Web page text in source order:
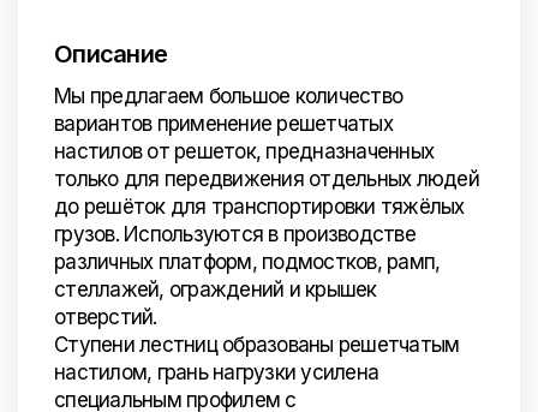
Описание
Мы предлагаем большое количество
вариантов применение решетчатых
настилов от решеток, предназначенных
только для передвижения отдельных людей
до решёток для транспортировки тяжёлых
грузов. Используются в производстве
различных платформ, подмостков, рамп,
стеллажей, ограждений и крышек
отверстий.
Ступени лестниц образованы решетчатым
настилом, грань нагрузки усилена
специальным профилем с